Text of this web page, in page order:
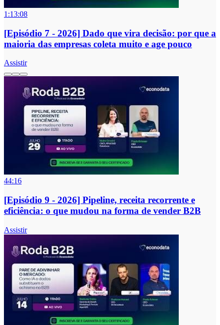
1:13:08
[Episódio 7 - 2026] Dado que vira decisão: por que a
maioria das empresas coleta muito e age pouco
Assistir
44:16
[Episódio 9 - 2026] Pipeline, receita recorrente e
eficiência: o que mudou na forma de vender B2B
Assistir